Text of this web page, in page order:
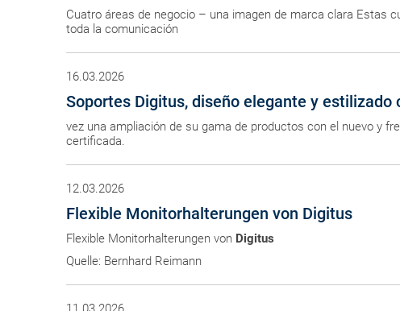
Cuatro áreas de negocio – una imagen de marca clara Estas
toda la comunicación
16.03.2026
Soportes Digitus, diseño elegante y
vez una ampliación de su gama de productos con el nuevo y
certificada.
12.03.2026
Flexible Monitorhalterungen von Digitus
Flexible Monitorhalterungen von Digitus
Quelle: Bernhard Reimann